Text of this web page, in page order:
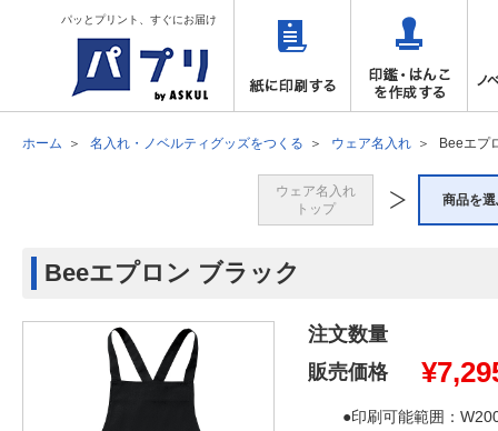
パッとプリント、すぐにお届け
ホーム 名入れ・ノベルティグッズをつくる ウェア名入れ Beeエプ
ウェア名入れ
トップ
商品を
Beeエプロン ブラック
注文数量
販売価格
¥
●印刷可能範囲：